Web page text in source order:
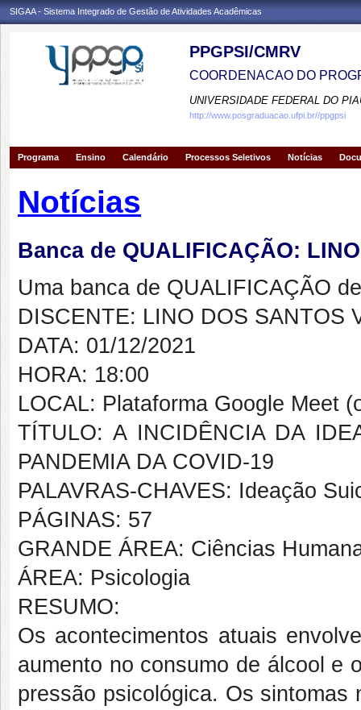
SIGAA - Sistema Integrado de Gestão de Atividades Acadêmicas
PPGPSI/CMRV
COORDENACAO DO
UNIVERSIDADE FEDERAL DO
http://www.posgraduacao.ufpi.br//ppgpsi
Programa Ensino Calendário Processos Seletivos Notícias
Notícias
Banca de QUALIFICAÇÃO:
Uma banca de QUALIFICAÇÃO
DISCENTE: LINO DOS SANTOS
DATA: 01/12/2021
HORA: 18:00
LOCAL: Plataforma Google Meet
TÍTULO: A INCIDÊNCIA DA
PANDEMIA DA COVID-19
PALAVRAS-CHAVES: Ideação
PÁGINAS: 57
GRANDE ÁREA: Ciências
ÁREA: Psicologia
RESUMO:
Os acontecimentos atuais
aumento no consumo de álcool e
pressão psicológica. Os